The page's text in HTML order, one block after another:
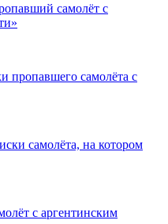
самолёт с
пропавшего самолёта с
самолёта, на котором
с аргентинским